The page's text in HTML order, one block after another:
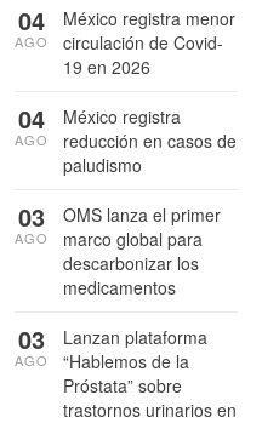
México registra menor
circulación de Covid-
19 en 2026
04
AGO
México registra
reducción en casos de
paludismo
04
AGO
OMS lanza el primer
marco global para
descarbonizar los
medicamentos
03
AGO
Lanzan plataforma
“Hablemos de la
Próstata” sobre
trastornos urinarios en
03
AGO